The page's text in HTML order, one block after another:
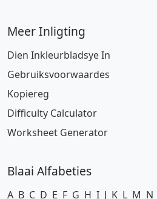
Meer Inligting
Dien Inkleurbladsye In
Gebruiksvoorwaardes
Kopiereg
Difficulty Calculator
Worksheet Generator
Blaai Alfabeties
A B C D E F G H I J K L M N